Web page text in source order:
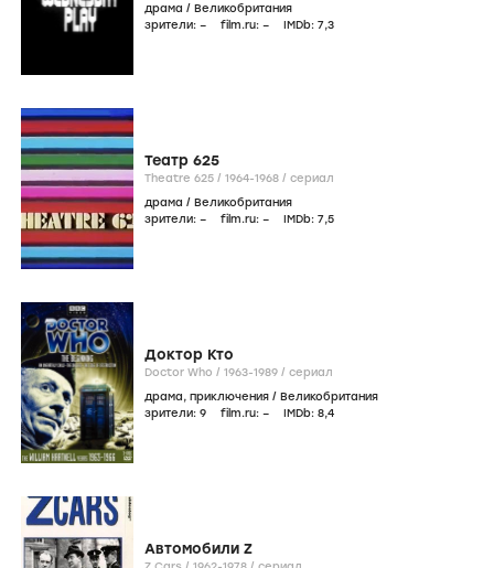
драма / Великобритания
зрители: – film.ru: – IMDb: 7,3
Театр 625
Theatre 625 / 1964-1968 / сериал
драма / Великобритания
зрители: – film.ru: – IMDb: 7,5
Доктор Кто
Doctor Who / 1963-1989 / сериал
драма, приключения / Великобритания
зрители: 9 film.ru: – IMDb: 8,4
Автомобили Z